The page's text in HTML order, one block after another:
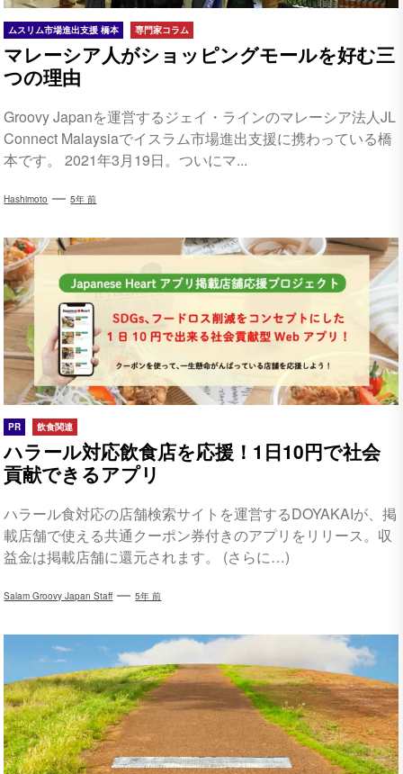
ムスリム市場進出支援 橋本 専門家コラム
マレーシア人がショッピングモールを好む三
つの理由
Groovy Japanを運営するジェイ・ラインのマレーシア法人JL
Connect Malaysiaでイスラム市場進出支援に携わっている橋
本です。 2021年3月19日。ついにマ...
Hashimoto 5年 前
PR 飲食関連
ハラール対応飲食店を応援！1日10円で社会
貢献できるアプリ
ハラール食対応の店舗検索サイトを運営するDOYAKAIが、掲
載店舗で使える共通クーポン券付きのアプリをリリース。収
益金は掲載店舗に還元されます。 (さらに…)
Salam Groovy Japan Staff 5年 前